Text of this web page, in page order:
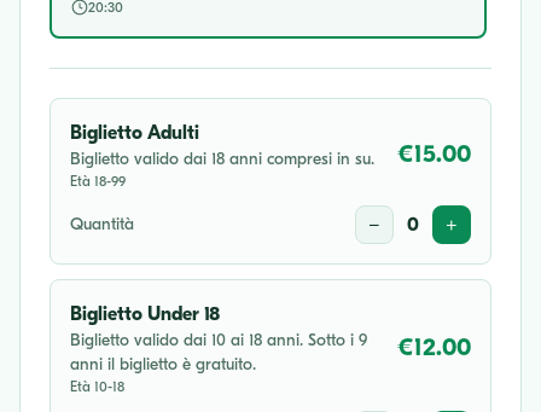
20:30
Biglietto Adulti
Biglietto valido dai 18 anni compresi in su.
Età 18-99
€15.00
Quantità − 0 +
Biglietto Under 18
Biglietto valido dai 10 ai 18 anni. Sotto i 9
anni il biglietto è gratuito.
Età 10-18
€12.00